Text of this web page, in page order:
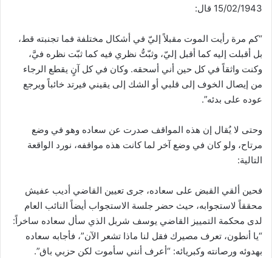
15/02/1943 قال:
“كم مرة رأيت الموت مقبلاً إليّ في أشكال مختلفة فما تجنبته قط،
بل أقبلت إليه كما أقبل إليّ، وثبّتُّ نظري فيه كما ثبّت نظره فيَّ،
وكنت واثقاً في كل حين أني أسحقه. وكان في كل آنٍ يقطع الرجاء
من إيصال الخوف إلى قلبي أو الشك إلى يقيني فيرتد خائباً ويرجع
عوده على بدئه”.
وحتى لا يُقال إن هذه المواقف صدرت عن سعاده وهو في وضع
مرتاح، ولو كان في وضع آخر لما كانت هذه مواقفه، نورد الواقعة
التالية:
فحين ألقي القبض على سعاده، جرى تعيين القاضي أديب عفيش
محققاً لاستجوابه، حيث حضر جلسة الاستجواب أيضاً النائب العام
لدى محكمة التمييز القاضي يوسف شربل الذي سأل سعاده ساخراً:
“يا أنطون، تعرف مصيرك فقل لنا ماذا تشعر الآن”، فأجابه سعاده
بهدوئه ورصانته وكبريائه: “أعرف أنني سأموت لكن حزبي باق”.